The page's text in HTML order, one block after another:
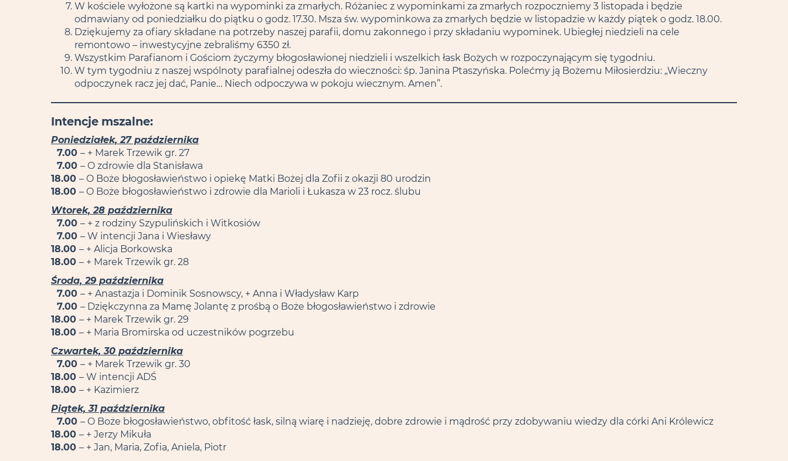
W kościele wyłożone są kartki na wypominki za zmarłych. Różaniec z wypominkami za zmarłych rozpoczniemy 3 listopada i będzie
odmawiany od poniedziałku do piątku o godz. 17.30. Msza św. wypominkowa za zmarłych będzie w listopadzie w każdy piątek o godz. 18.00.
Dziękujemy za ofiary składane na potrzeby naszej parafii, domu zakonnego i przy składaniu wypominek. Ubiegłej niedzieli na cele
remontowo – inwestycyjne zebraliśmy 6350 zł.
Wszystkim Parafianom i Gościom życzymy błogosławionej niedzieli i wszelkich łask Bożych w rozpoczynającym się tygodniu.
W tym tygodniu z naszej wspólnoty parafialnej odeszła do wieczności: śp. Janina Ptaszyńska. Polećmy ją Bożemu Miłosierdziu: „Wieczny
odpoczynek racz jej dać, Panie… Niech odpoczywa w pokoju wiecznym. Amen”.
Intencje mszalne:
Poniedziałek, 27 października
7.00 – + Marek Trzewik gr. 27
7.00 – O zdrowie dla Stanisława
18.00 – O Boże błogosławieństwo i opiekę Matki Bożej dla Zofii z okazji 80 urodzin
18.00 – O Boże błogosławieństwo i zdrowie dla Marioli i Łukasza w 23 rocz. ślubu
Wtorek, 28 października
7.00 – + z rodziny Szypulińskich i Witkosiów
7.00 – W intencji Jana i Wiesławy
18.00 – + Alicja Borkowska
18.00 – + Marek Trzewik gr. 28
Środa, 29 października
7.00 – + Anastazja i Dominik Sosnowscy, + Anna i Władysław Karp
7.00 – Dziękczynna za Mamę Jolantę z prośbą o Boże błogosławieństwo i zdrowie
18.00 – + Marek Trzewik gr. 29
18.00 – + Maria Bromirska od uczestników pogrzebu
Czwartek, 30 października
7.00 – + Marek Trzewik gr. 30
18.00 – W intencji ADŚ
18.00 – + Kazimierz
Piątek, 31 października
7.00 – O Boże błogosławieństwo, obfitość łask, silną wiarę i nadzieję, dobre zdrowie i mądrość przy zdobywaniu wiedzy dla córki Ani Królewicz
18.00 – + Jerzy Mikuła
18.00 – + Jan, Maria, Zofia, Aniela, Piotr